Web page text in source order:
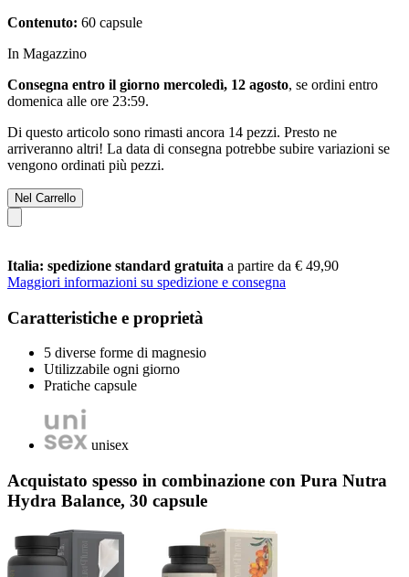
Contenuto: 60 capsule
In Magazzino
Consegna entro il giorno mercoledì, 12 agosto, se ordini entro
domenica alle ore 23:59.
Di questo articolo sono rimasti ancora 14 pezzi. Presto ne
arriveranno altri! La data di consegna potrebbe subire variazioni se
vengono ordinati più pezzi.
Nel Carrello
Italia: spedizione standard gratuita a partire da € 49,90
Maggiori informazioni su spedizione e consegna
Caratteristiche e proprietà
5 diverse forme di magnesio
Utilizzabile ogni giorno
Pratiche capsule
unisex
Acquistato spesso in combinazione con Pura Nutra
Hydra Balance, 30 capsule